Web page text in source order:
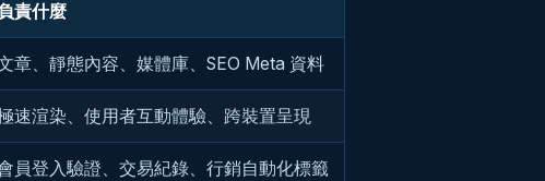
責什麼
章、靜態內容、媒體庫、SEO Meta 資料
速渲染、使用者互動體驗、跨裝置呈現
員登入驗證、交易紀錄、行銷自動化標籤